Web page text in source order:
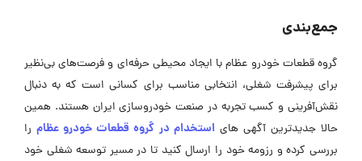
جمع‌بندی
گروه قطعات خودرو عظام با ایجاد محیطی حرفه‌ای و فرصت‌های بی‌نظیر
برای پیشرفت شغلی، انتخابی مناسب برای کسانی است که به دنبال
نقش‌آفرینی و کسب تجربه در صنعت خودروسازی ایران هستند. همین
حالا جدیدترین آگهی ‌هایاستخدام در گروه قطعات خودرو عظامرا
بررسی کرده و رزومه خود را ارسال کنید تا در مسیر توسعه شغلی خود